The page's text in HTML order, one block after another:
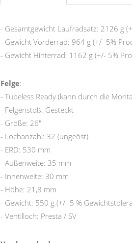
- Gesamtgewicht Laufradsatz: 2126 g
- Gewicht Vorderrad: 964 g (+/- 5%
- Gewicht Hinterrad: 1162 g (+/- 5%
Felge:
- Tubeless Ready (kann durch die
- Felgenstoß: Gesteckt
- Größe: 26"
- Lochanzahl: 32 (ungeöst)
- ERD: 530 mm
- Außenweite: 35 mm
- Innenweite: 30 mm
- Höhe: 21,8 mm
- Gewicht: 550 g (+/- 5 %
- Ventilloch: Presta / SV